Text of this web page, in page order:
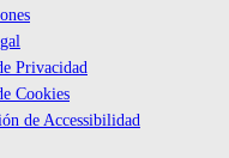
Privacidad
Cookies
de Accessibilidad